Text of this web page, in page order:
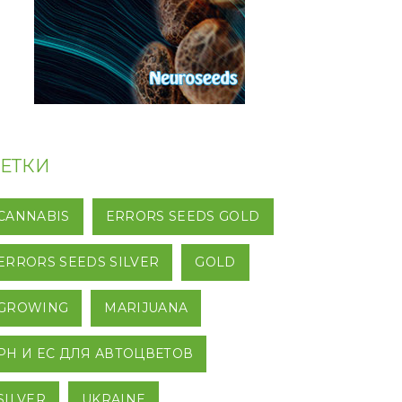
ERRORS SEEDS GOLD
SEEDS SILVER GOLD
MARIJUANA
И EC ДЛЯ АВТОЦВЕТОВ